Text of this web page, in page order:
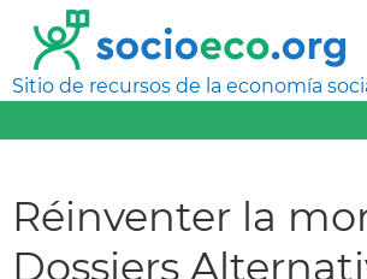
Sitio de recursos de la economía
Réinventer la
Dossiers